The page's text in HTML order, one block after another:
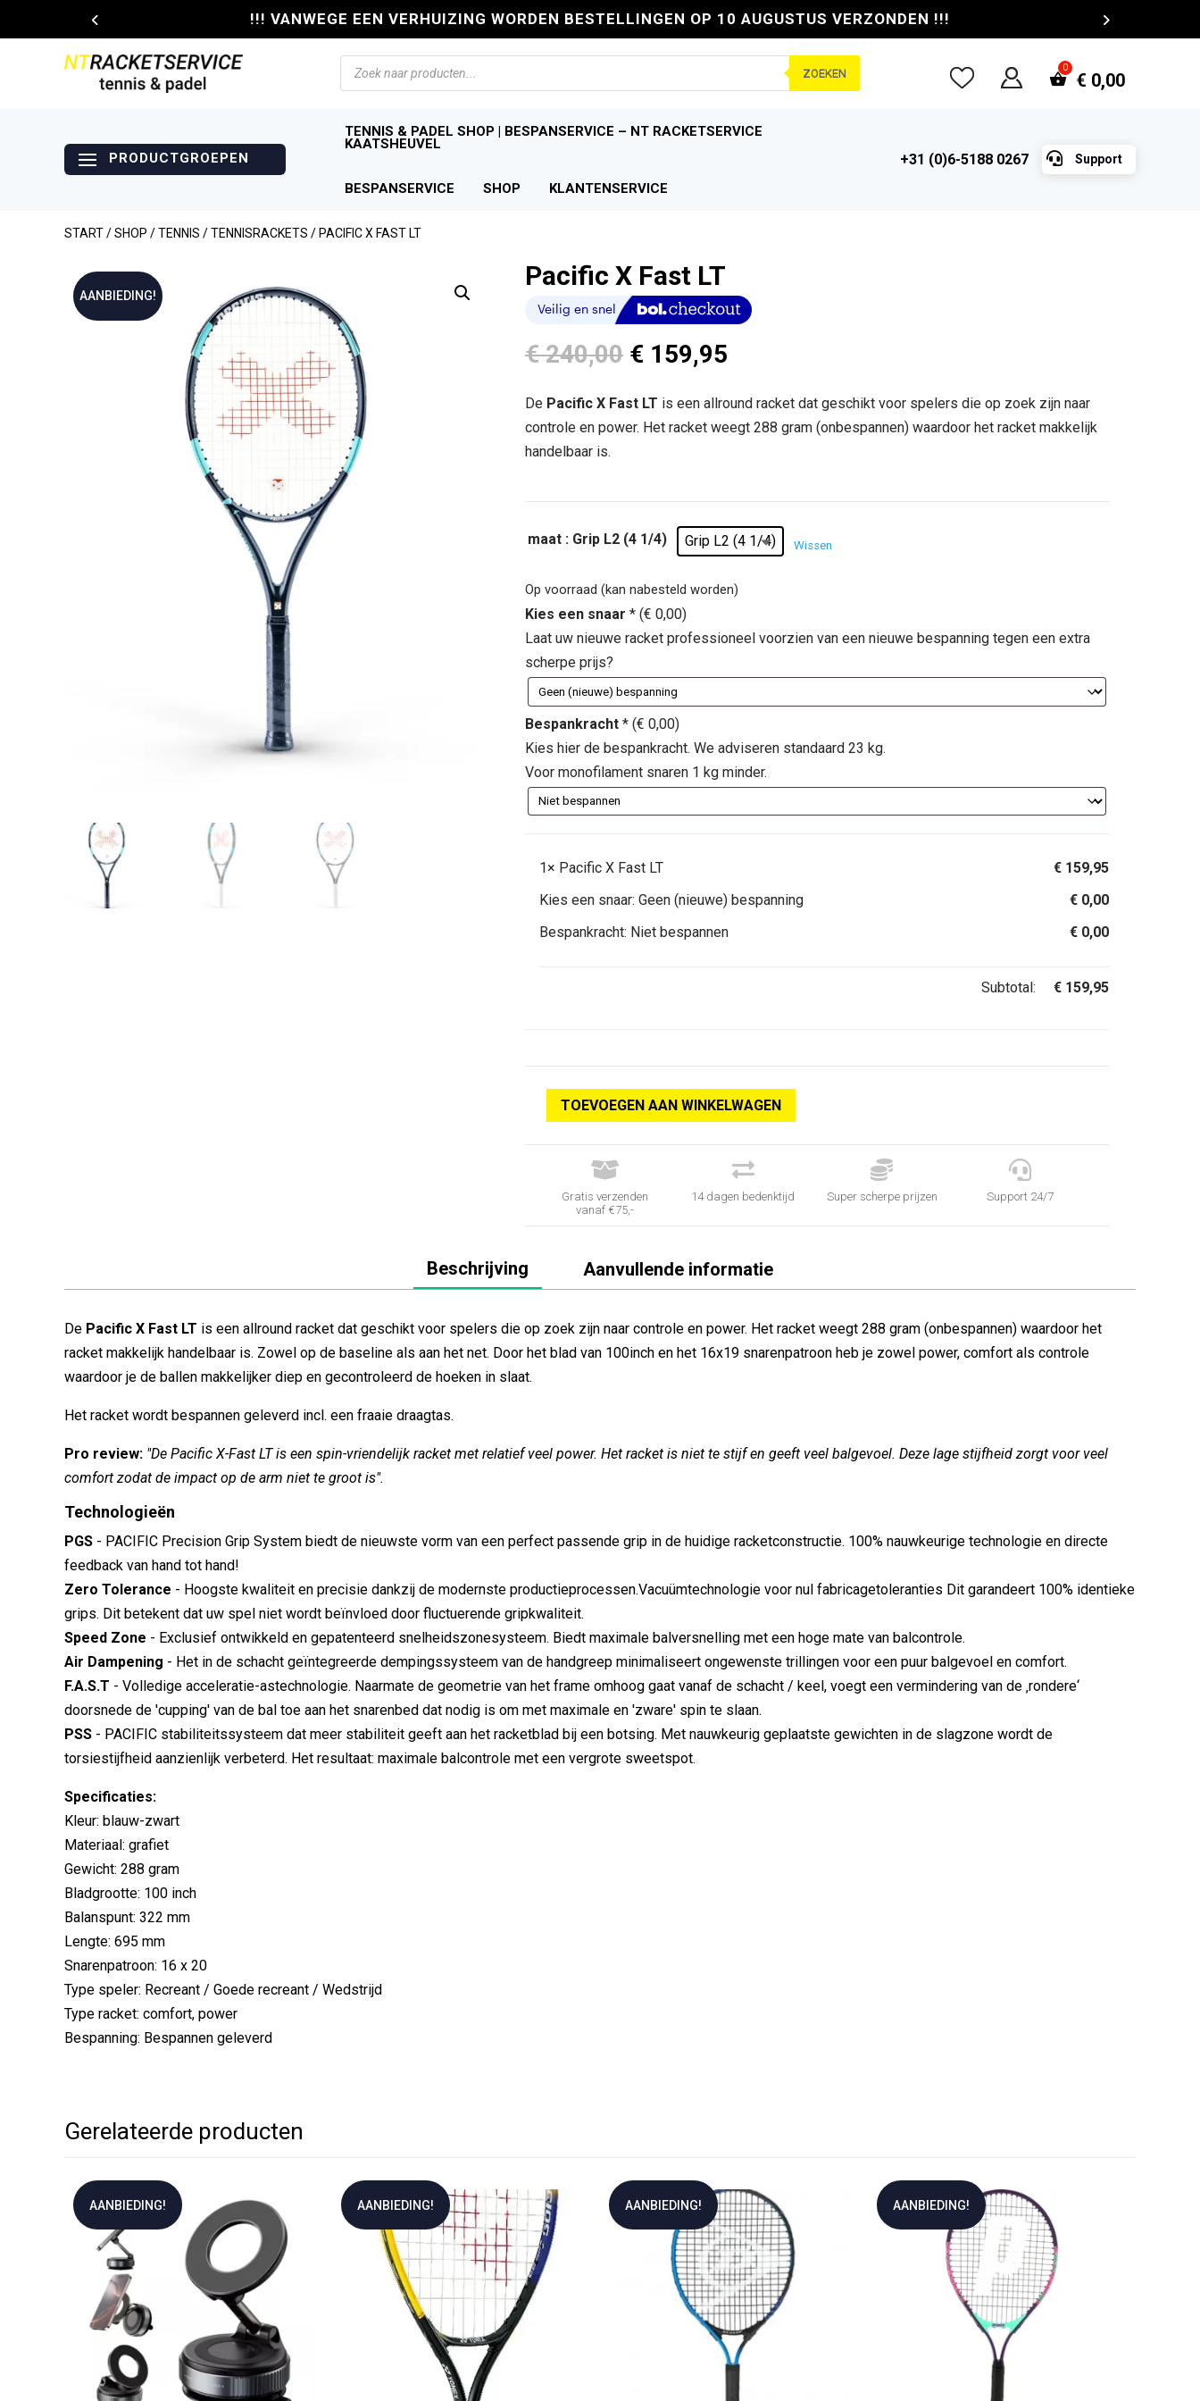
!!! VANWEGE EEN VERHUIZING WORDEN BESTELLINGEN OP 10 AUGUSTUS VERZONDEN !!!
Producten
zoeken
ZOEKEN € 0,00
TENNIS & PADEL SHOP | BESPANSERVICE – NT RACKETSERVICE
KAATSHEUVEL
BESPANSERVICE SHOP KLANTENSERVICE
+31 (0)6-5188 0267  Support
START/SHOP /TENNIS /TENNISRACKETS / PACIFIC X FAST LT
AANBIEDING!
Pacific X Fast LT
€240,00 Oorspronkelijke
was:
€ 240,00.
€ 159,95
is:
€ 159,95.
De Pacific X Fast LT is een allround racket dat geschikt voor spelers die op zoek zijn naar
controle en power. Het racket weegt 288 gram (onbespannen) waardoor het racket makkelijk
handelbaar is.
maat : Grip L2 (4 1/4) Grip L2 (4 1/4) Wissen
Op voorraad (kan nabesteld worden)
Kies een snaar * (€ 0,00)
Laat uw nieuwe racket professioneel voorzien van een nieuwe bespanning tegen een extra
scherpe prijs?
Bespankracht * (€ 0,00)
Kies hier de bespankracht. We adviseren standaard 23 kg.
Voor monofilament snaren 1 kg minder.
1× Pacific X Fast LT € 159,95
Kies een snaar: Geen (nieuwe) bespanning € 0,00
Bespankracht: Niet bespannen € 0,00
Subtotal: € 159,95
TOEVOEGEN AAN WINKELWAGEN

Gratis verzenden
vanaf €75,-

14 dagen bedenktijd

Super scherpe prijzen

Support 24/7
Beschrijving Aanvullende informatie
De Pacific X Fast LT is een allround racket dat geschikt voor spelers die op zoek zijn naar controle en power. Het racket weegt 288 gram (onbespannen) waardoor het
racket makkelijk handelbaar is. Zowel op de baseline als aan het net. Door het blad van 100inch en het 16x19 snarenpatroon heb je zowel power, comfort als controle
waardoor je de ballen makkelijker diep en gecontroleerd de hoeken in slaat.
Het racket wordt bespannen geleverd incl. een fraaie draagtas.
Pro review: "De Pacific X-Fast LT is een spin-vriendelijk racket met relatief veel power. Het racket is niet te stijf en geeft veel balgevoel. Deze lage stijfheid zorgt voor veel
comfort zodat de impact op de arm niet te groot is".
Technologieën
PGS - PACIFIC Precision Grip System biedt de nieuwste vorm van een perfect passende grip in de huidige racketconstructie. 100% nauwkeurige technologie en directe
feedback van hand tot hand!
Zero Tolerance - Hoogste kwaliteit en precisie dankzij de modernste productieprocessen.Vacuümtechnologie voor nul fabricagetoleranties Dit garandeert 100% identieke
grips. Dit betekent dat uw spel niet wordt beïnvloed door fluctuerende gripkwaliteit.
Speed Zone - Exclusief ontwikkeld en gepatenteerd snelheidszonesysteem. Biedt maximale balversnelling met een hoge mate van balcontrole.
Air Dampening - Het in de schacht geïntegreerde dempingssysteem van de handgreep minimaliseert ongewenste trillingen voor een puur balgevoel en comfort.
F.A.S.T - Volledige acceleratie-astechnologie. Naarmate de geometrie van het frame omhoog gaat vanaf de schacht / keel, voegt een vermindering van de ‚rondere‘
doorsnede de 'cupping' van de bal toe aan het snarenbed dat nodig is om met maximale en 'zware' spin te slaan.
PSS - PACIFIC stabiliteitssysteem dat meer stabiliteit geeft aan het racketblad bij een botsing. Met nauwkeurig geplaatste gewichten in de slagzone wordt de
torsiestijfheid aanzienlijk verbeterd. Het resultaat: maximale balcontrole met een vergrote sweetspot.
Specificaties:
Kleur: blauw-zwart
Materiaal: grafiet
Gewicht: 288 gram
Bladgrootte: 100 inch
Balanspunt: 322 mm
Lengte: 695 mm
Snarenpatroon: 16 x 20
Type speler: Recreant / Goede recreant / Wedstrijd
Type racket: comfort, power
Bespanning: Bespannen geleverd
Gerelateerde producten
AANBIEDING! AANBIEDING! AANBIEDING! AANBIEDING!